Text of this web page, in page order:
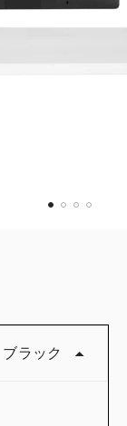
ブラック